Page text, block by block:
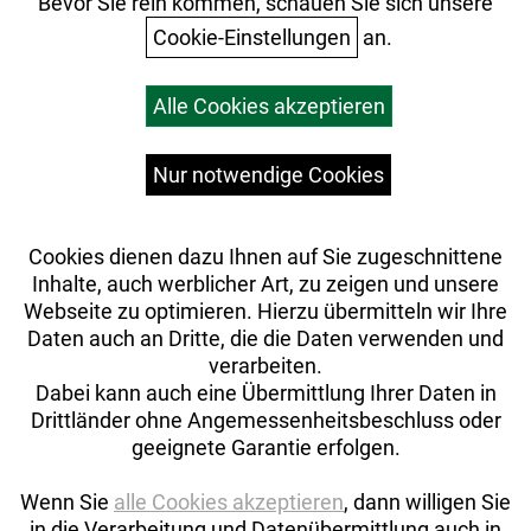
Versandkosten
Cookie-Einstellungen an.
Alle Cookies akzeptieren
Nur notwendige Cookies
Cookies dienen dazu Ihnen auf Sie zugeschnittene
Inhalte, auch werblicher Art, zu zeigen und unsere
Webseite zu optimieren. Hierzu übermitteln wir Ihre
Daten auch an Dritte, die die Daten verwenden und
verarbeiten.
Dabei kann auch eine Übermittlung Ihrer Daten in
Drittländer ohne Angemessenheitsbeschluss oder
geeignete Garantie erfolgen.
Wenn Sie alle Cookies akzeptieren, dann willigen Sie